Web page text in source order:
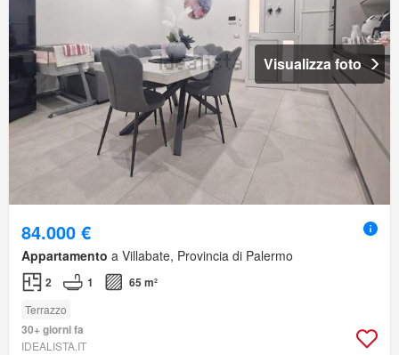
Visualizza foto
84.000 €
Appartamento a Villabate, Provincia di Palermo
2 1 65 m²
Terrazzo
30+ giorni fa
IDEALISTA.IT